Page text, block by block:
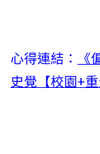
心得連結：
史覺【校園+